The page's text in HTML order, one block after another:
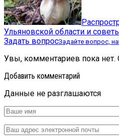
Ульяновской области и
Задать вопросЗадайте вопрос,
Увы, комментариев пока нет.
Добавить комментарий
Данные не разглашаются